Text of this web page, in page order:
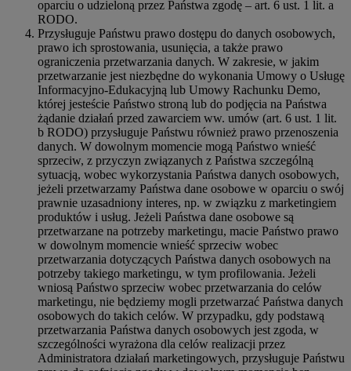
oparciu o udzieloną przez Państwa zgodę – art. 6 ust. 1 lit. a
RODO.
Przysługuje Państwu prawo dostępu do danych osobowych,
prawo ich sprostowania, usunięcia, a także prawo
ograniczenia przetwarzania danych. W zakresie, w jakim
przetwarzanie jest niezbędne do wykonania Umowy o Usługę
Informacyjno-Edukacyjną lub Umowy Rachunku Demo,
której jesteście Państwo stroną lub do podjęcia na Państwa
żądanie działań przed zawarciem ww. umów (art. 6 ust. 1 lit.
b RODO) przysługuje Państwu również prawo przenoszenia
danych. W dowolnym momencie mogą Państwo wnieść
sprzeciw, z przyczyn związanych z Państwa szczególną
sytuacją, wobec wykorzystania Państwa danych osobowych,
jeżeli przetwarzamy Państwa dane osobowe w oparciu o swój
prawnie uzasadniony interes, np. w związku z marketingiem
produktów i usług. Jeżeli Państwa dane osobowe są
przetwarzane na potrzeby marketingu, macie Państwo prawo
w dowolnym momencie wnieść sprzeciw wobec
przetwarzania dotyczących Państwa danych osobowych na
potrzeby takiego marketingu, w tym profilowania. Jeżeli
wniosą Państwo sprzeciw wobec przetwarzania do celów
marketingu, nie będziemy mogli przetwarzać Państwa danych
osobowych do takich celów. W przypadku, gdy podstawą
przetwarzania Państwa danych osobowych jest zgoda, w
szczególności wyrażona dla celów realizacji przez
Administratora działań marketingowych, przysługuje Państwu